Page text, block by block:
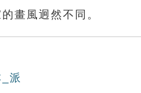
畫風迥然不同。
派